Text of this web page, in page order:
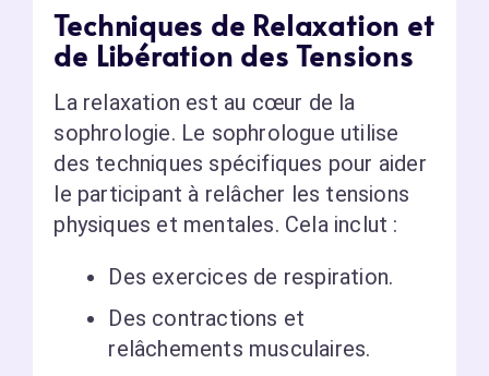
Techniques de Relaxation et
de Libération des Tensions
La relaxation est au cœur de la
sophrologie. Le sophrologue utilise
des techniques spécifiques pour aider
le participant à relâcher les tensions
physiques et mentales. Cela inclut :
Des exercices de respiration.
Des contractions et
relâchements musculaires.